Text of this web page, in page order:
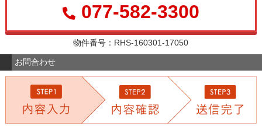
077-582-3300
物件番号：RHS-160301-17050
お問合わせ